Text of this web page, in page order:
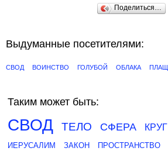
Поделиться…
Выдуманные посетителями:
СВОД ВОИНСТВО ГОЛУБОЙ ОБЛАКА ПЛАЩ
Таким может быть:
СВОД ТЕЛО СФЕРА КРУГ
ИЕРУСАЛИМ ЗАКОН ПРОСТРАНСТВО